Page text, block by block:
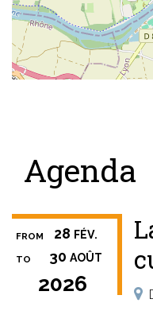
Agenda
FROM 28 FÉV.
TO 30 AOÛT
2026